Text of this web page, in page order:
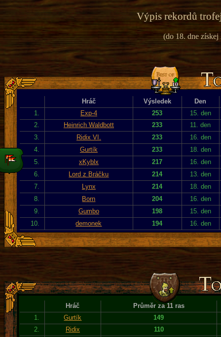
Výpis rekordů
(do 18. dne
Hráč Výsledek
Den
1.
Exp-4 253
15. den
2.
Heinrich Waldbott 233
11. den
3.
Ridix VI. 233
16. den
4.
Gurtík 233
18. den
5.
xKyblx 217
16. den
6.
Lord z Bráčku 214
13. den
7.
Lynx 214
18. den
8.
Born 204
16. den
9.
Gumbo 198
15. den
10.
demonek 194 16. den
Hráč
Průměr za 11 ras
1.
Gurtík
149
2.
Ridix
110